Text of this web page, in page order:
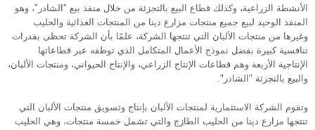
الأنشطة الزراعية، وكذلك قطاع البيع بالتجزئة من خلال منفذ بيع "الشادر"، وهو
المنفذ الوحيد لبيع جميع منتجات مزارع دينا من المنتجات الغذائية والحليب
وغيرها من منتجات الألبان التي تنتجها الشركة، علمًا بأن الشركة تحظى بقدرات
تنافسية كبيرة بفضل نموذج الأعمال المتكامل الذي توظفه عبر قطاعاتها
الإنتاجية الأربعة وهم قطاعات الإنتاج الزراعي، والإنتاج الحيواني، ومنتجات الألبان،
والبيع بالتجزئة "الشادر".
وتقوم الشركة الاستثمارية لمنتجات الألبان بإنتاج وتسويق منتجات الألبان التي
تنتجها مزارع دينا من الحليب الطازج والتي تشمل خمسة منتجات، وهي الحليب